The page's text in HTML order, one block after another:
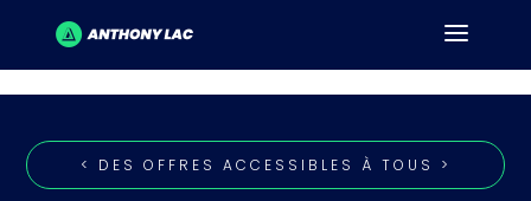
< DES OFFRES ACCESSIBLES À TOUS >